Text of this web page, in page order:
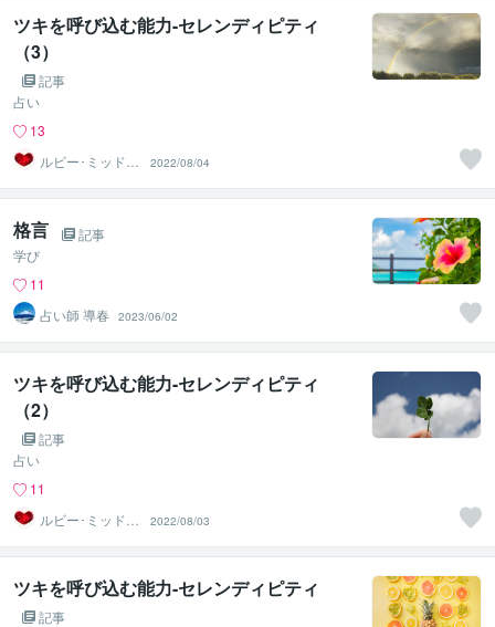
ツキを呼び込む能力-セレンディピティ
（3）
記事
占い
13
ルビー･ミッドナ
イト
2022/08/04
格言
記事
学び
11
占い師 導春
2023/06/02
ツキを呼び込む能力-セレンディピティ
（2）
記事
占い
11
ルビー･ミッドナ
イト
2022/08/03
ツキを呼び込む能力-セレンディピティ
記事